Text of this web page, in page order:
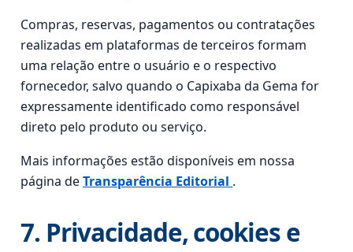
Compras, reservas, pagamentos ou contratações
realizadas em plataformas de terceiros formam
uma relação entre o usuário e o respectivo
fornecedor, salvo quando o Capixaba da Gema for
expressamente identificado como responsável
direto pelo produto ou serviço.
Mais informações estão disponíveis em nossa
página deTransparência Editorial .
7. Privacidade, cookies e